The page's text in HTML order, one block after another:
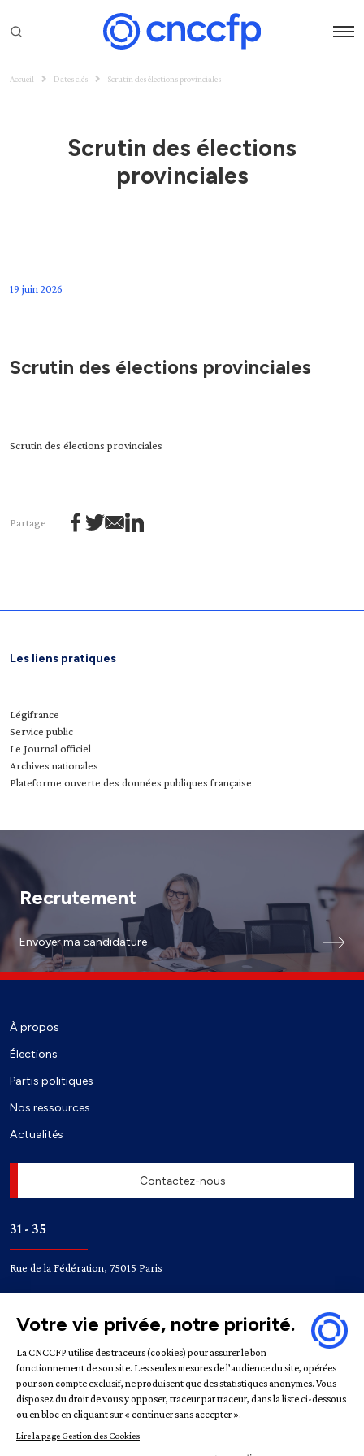
Accueil Dates clés Scrutin des élections provinciales
Scrutin des élections
provinciales
19 juin 2026
Scrutin des élections provinciales
Scrutin des élections provinciales
Partage
Les liens pratiques
Légifrance
Service public
Le Journal officiel
Archives nationales
Plateforme ouverte des données publiques française
Recrutement
Envoyer ma candidature
À propos
Élections
Partis politiques
Nos ressources
Actualités
Contactez-nous
31 - 35
Rue de la Fédération, 75015 Paris
Bir-Hakeim Champ de Mars
Mentions légales Politique de confidentialité
Gestion des
cookies